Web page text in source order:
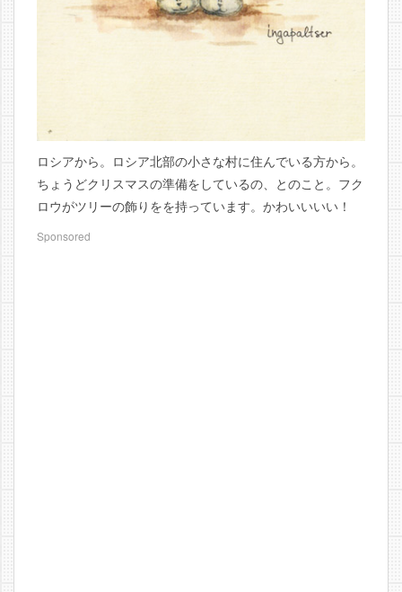
ロシアから。ロシア北部の小さな村に住んでいる方から。
ちょうどクリスマスの準備をしているの、とのこと。フク
ロウがツリーの飾りをを持っています。かわいいいい！
Sponsored